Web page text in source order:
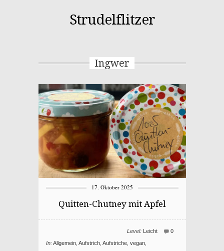
Strudelflitzer
Ingwer
17. Oktober 2025
Quitten-Chutney mit Apfel
0
Level: Leicht
In: Allgemein, Aufstrich, Aufstriche, vegan,